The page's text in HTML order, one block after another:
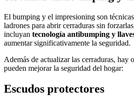
El bumping y el impresioning son
ladrones para abrir cerraduras sin
incluyan tecnología antibumping y
aumentar significativamente la seguridad.
Además de actualizar las cerraduras, hay
pueden mejorar la seguridad del hogar:
Escudos protectores